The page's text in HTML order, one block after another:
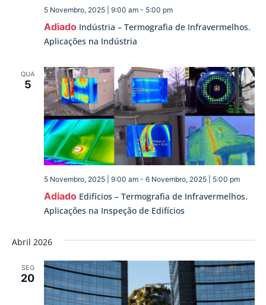
Adiado Indústria – Termografia de Infravermelhos.
Aplicações na Indústria
5 Novembro, 2025 | 9:00 am- 5:00 pm
QUA
5
Adiado Edifícios – Termografia de Infravermelhos.
Aplicações na Inspeção de Edifícios
5 Novembro, 2025 | 9:00 am- 6 Novembro, 2025 | 5:00 pm
Abril 2026
SEG
20